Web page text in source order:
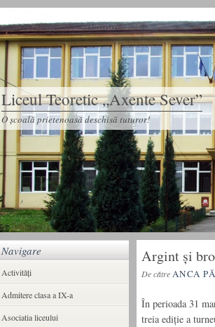
Liceul Teoretic „Axente Sever”
O școală prietenoasă deschisă tuturor!
Argint și
De cătreANCA
În perioada 31
treia ediție a
Navigare
Activități
Admitere clasa a IX-a
Asociatia liceului